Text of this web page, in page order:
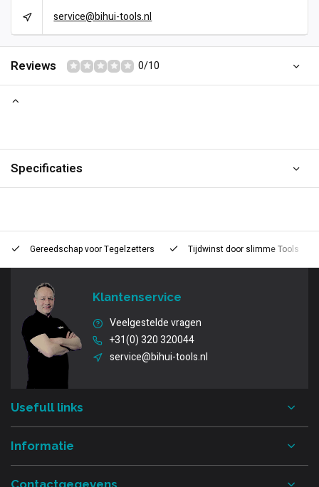
service@bihui-tools.nl
Reviews 0/10
Specificaties
Gereedschap voorTegelzetters Tijdwinst door slimme Tools
Klantenservice
Veelgestelde vragen
+31(0) 320 320044
service@bihui-tools.nl
Usefull links
Informatie
Contactgegevens